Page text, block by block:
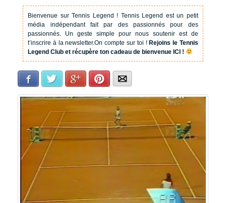
Bienvenue sur Tennis Legend ! Tennis Legend est un petit
média indépendant fait par des passionnés pour des
passionnés. Un geste simple pour nous soutenir est de
t’inscrire à la newsletter.On compte sur toi !Rejoins le Tennis
Legend Club et récupère ton cadeau de bienvenue ICI !
Facebook Twitter Google+Pinterest